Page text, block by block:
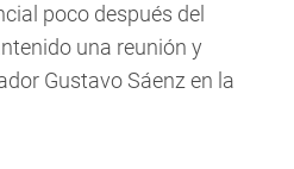
poco después del
una reunión y
Gustavo Sáenz en la